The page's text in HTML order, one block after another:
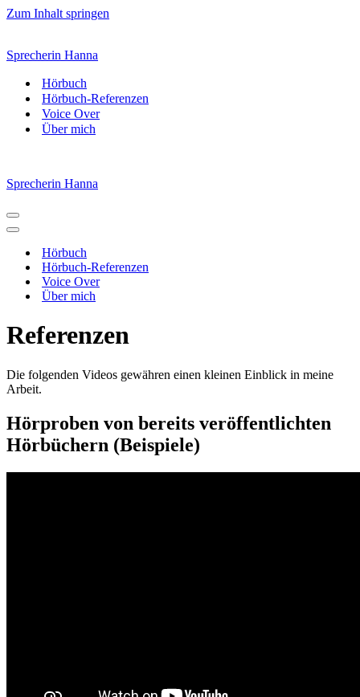
Zum Inhalt springen
Sprecherin Hanna
Hörbuch
Hörbuch-Referenzen
Voice Over
Über mich
Sprecherin Hanna
Navigations-
Menü
Navigations-
Hörbuch
Hörbuch-Referenzen
Voice Over
Über mich
Referenzen
Die folgenden Videos gewähren einen kleinen Einblick in meine
Arbeit.
Hörproben von bereits veröffentlichten
Hörbüchern (Beispiele)